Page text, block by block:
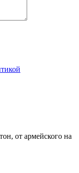
от армейского на